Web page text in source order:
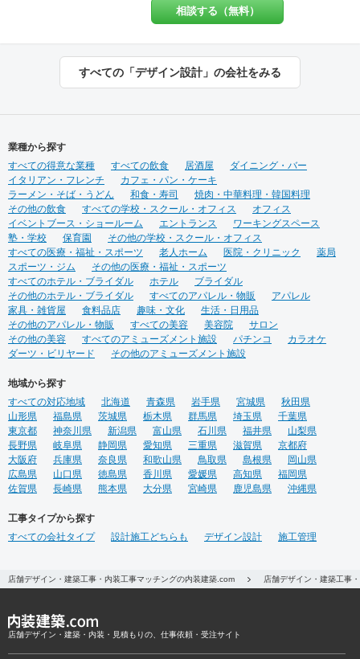
ただく事も可能です。 【特
典・サービス有】チーパス・
フェ新装工事物件 受賞 ・掲
載建築メディア 「アーキテク
行本 全国で愛される１０
０軒 ベーカリー店舗新装
工事物件 選出
商業施設デザインを手掛けて相談する（無料）
すべての「デザイン設計」の会社をみる
業種から探す
すべての得意な業種
すべての飲食 居酒屋
ダイニング・バー
イタリアン・フレンチ
カフェ・パン・ケーキ
ラーメン・そば・うどん
和食・寿司
焼肉・中華料理・韓国料理
その他の飲食
すべての学校・スクール・オフィス
オフィス
イベントブース・ショールーム
エントランス
ワーキングスペース
塾・学校
保育園
その他の学校・スクール・オフィス
すべての医療・福祉・スポーツ
老人ホーム 医院・クリニック
薬局
スポーツ・ジム
その他の医療・福祉・スポーツ
すべてのホテル・ブライダル
ホテル
ブライダル
その他のホテル・ブライダル
すべてのアパレル・物販
アパレル
家具・雑貨屋
食料品店 趣味・文化
生活・日用品
その他のアパレル・物販
すべての美容 美容院
サロン
その他の美容
すべてのアミューズメント施設 パチンコ
カラオケ
ダーツ・ビリヤード
その他のアミューズメント施設
地域から探す
すべての対応地域
北海道 青森県 岩手県 宮城県
秋田県
山形県
福島県 茨城県 栃木県 群馬県 埼玉県
千葉県
東京都
神奈川県 新潟県 富山県 石川県 福井県
山梨県
長野県
岐阜県 静岡県 愛知県 三重県 滋賀県
京都府
大阪府
兵庫県 奈良県 和歌山県 鳥取県 島根県
岡山県
広島県
山口県 徳島県 香川県 愛媛県 高知県
福岡県
佐賀県
長崎県 熊本県 大分県 宮崎県 鹿児島県 沖縄県
工事タイプから探す
すべての会社タイプ
設計施工どちらも デザイン設計 施工管理
店舗デザイン・建築工事・内装工事マッチングの内装建築.com 店舗デザイン・建築工事
店舗デザイン・建築・内装・見積もりの、仕事依頼・受注サイト